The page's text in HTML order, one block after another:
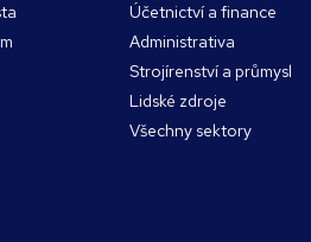
Účetnictví a finance
Administrativa
Strojírenství a průmysl
Lidské zdroje
Všechny sektory